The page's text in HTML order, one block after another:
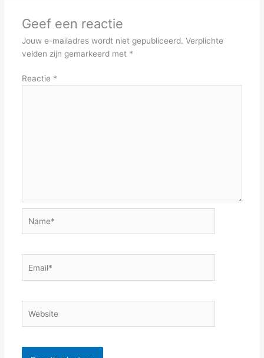
Geef een reactie
Jouw e-mailadres wordt niet gepubliceerd. Verplichte
velden zijn gemarkeerd met *
Reactie *